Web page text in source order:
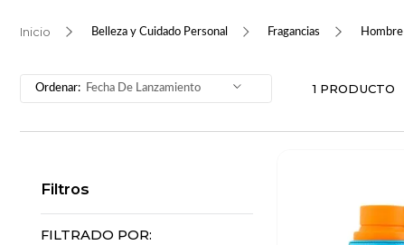
mochilas
5.
tenis
6.
colchones
Belleza y Cuidado Personal Fragancias Hombre
Fecha De Lanzamiento 1 PRODUCTO
Filtros
FILTRADO POR: